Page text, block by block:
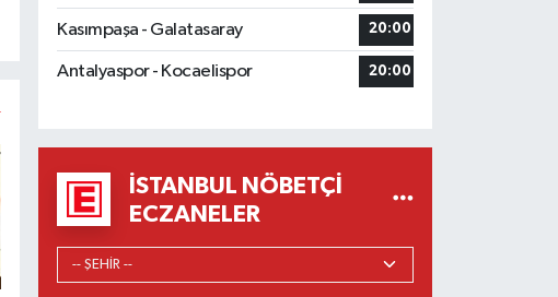
Kasımpaşa - Galatasaray 20:00
Antalyaspor - Kocaelispor 20:00
İSTANBUL NÖBETÇI
ECZANELER